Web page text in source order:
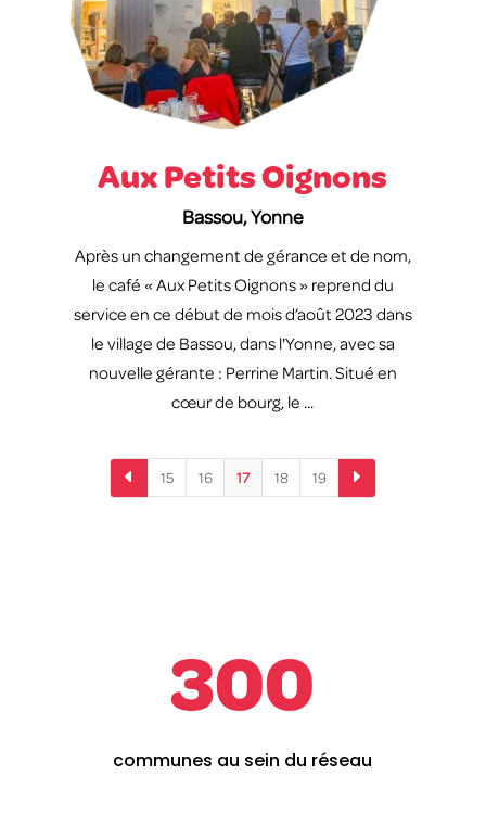
Aux Petits Oignons
Après un changement de gérance et de nom,
le café « Aux Petits Oignons » reprend du
service en ce début de mois d’août 2023 dans
le village de Bassou, dans l'Yonne, avec sa
nouvelle gérante : Perrine Martin. Situé en
cœur de bourg, le ...
Bassou, Yonne
D 15 16 17 18 19 E
300
communes au sein du réseau